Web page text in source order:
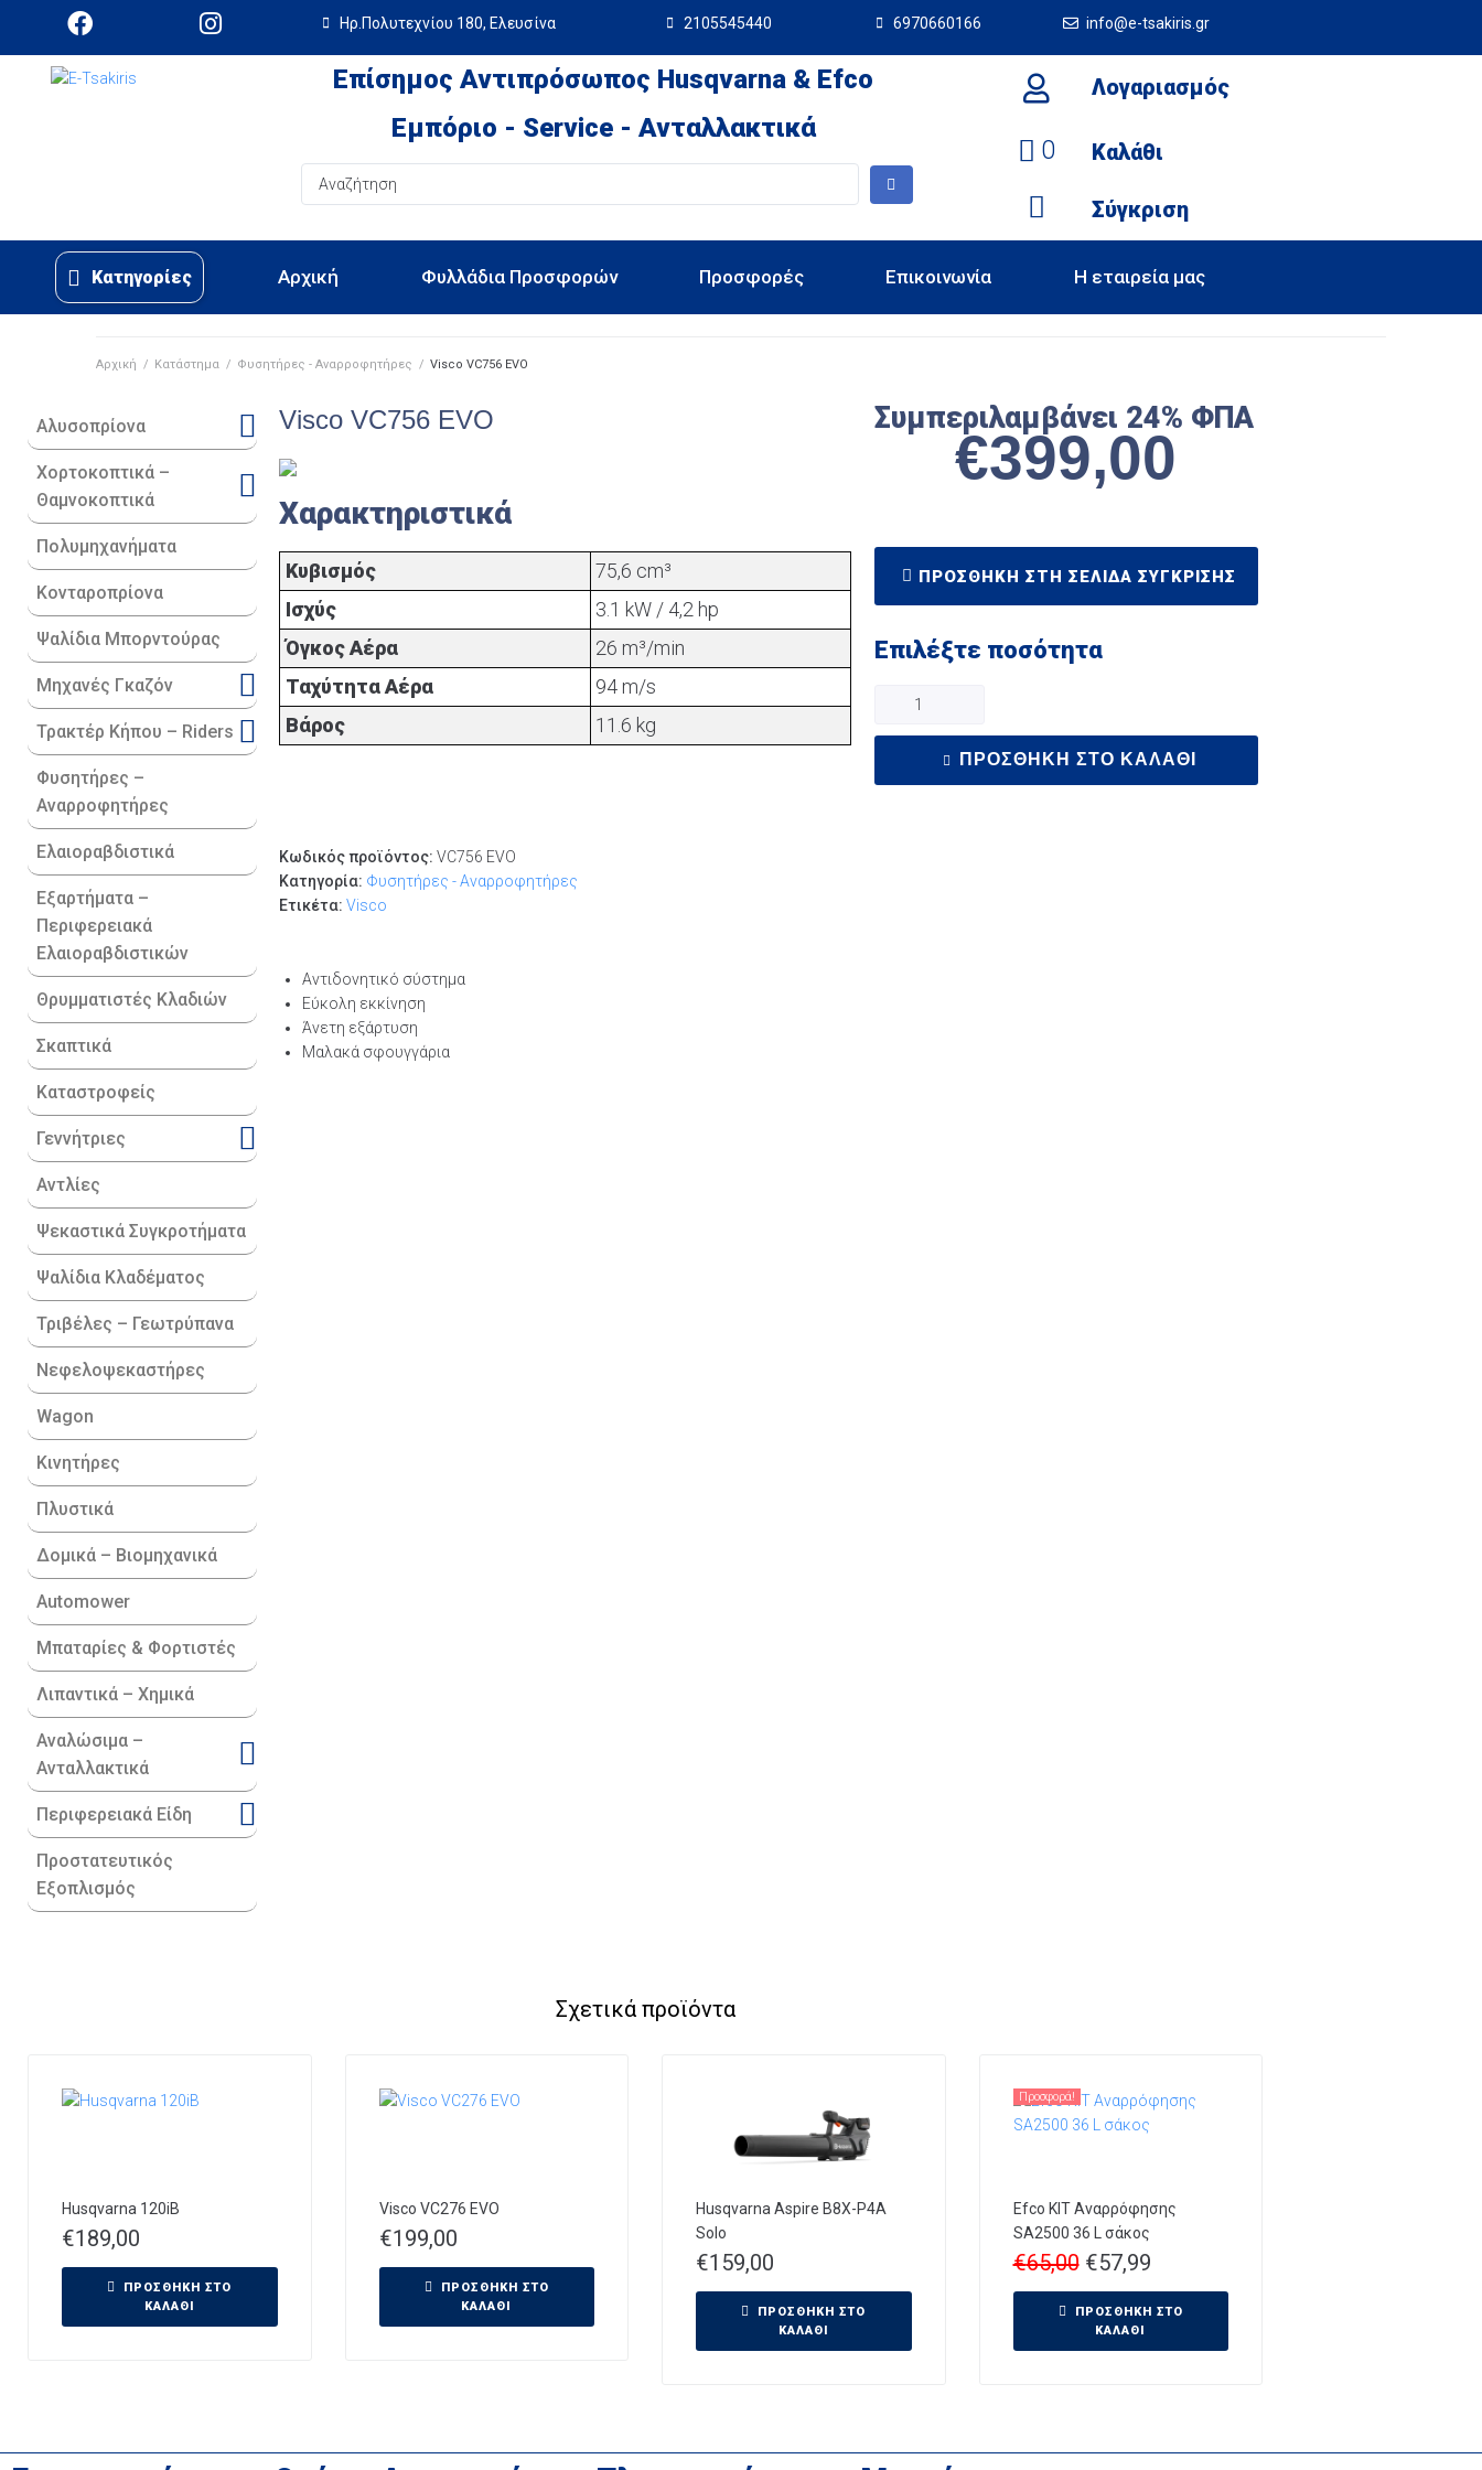
Ηρ.Πολυτεχνίου 180, Ελευσίνα 2105545440 6970660166 info@e-tsakiris.gr
Επίσημος Αντιπρόσωπος Husqvarna & Efco
Εμπόριο - Service - Ανταλλακτικά
0
Λογαριασμός
Καλάθι
Σύγκριση
Κατηγορίες Αρχική Φυλλάδια Προσφορών Προσφορές Επικοινωνία Η εταιρεία μας
Αρχική / Κατάστημα / Φυσητήρες - Αναρροφητήρες / Visco VC756 EVO
Αλυσοπρίονα
Χορτοκοπτικά –
Θαμνοκοπτικά
Πολυμηχανήματα
Κονταροπρίονα
Ψαλίδια Μπορντούρας
Μηχανές Γκαζόν
Τρακτέρ Κήπου – Riders
Φυσητήρες –
Αναρροφητήρες
Ελαιοραβδιστικά
Εξαρτήματα –
Περιφερειακά
Ελαιοραβδιστικών
Θρυμματιστές Κλαδιών
Σκαπτικά
Καταστροφείς
Γεννήτριες
Αντλίες
Ψεκαστικά Συγκροτήματα
Ψαλίδια Κλαδέματος
Τριβέλες – Γεωτρύπανα
Νεφελοψεκαστήρες
Wagon
Κινητήρες
Πλυστικά
Δομικά – Βιομηχανικά
Automower
Μπαταρίες & Φορτιστές
Λιπαντικά – Χημικά
Αναλώσιμα –
Ανταλλακτικά
Περιφερειακά Είδη​
Προστατευτικός
Εξοπλισμός
Visco VC756 EVO
Χαρακτηριστικά
Κυβισμός
75,6 cm³
Ισχύς
3.1 kW / 4,2 hp
Όγκος Αέρα
26 m³/min
Ταχύτητα Αέρα
94 m/s
Βάρος
11.6 kg
Κωδικός προϊόντος:VC756 EVΟ
Κατηγορία: Φυσητήρες - Αναρροφητήρες
Ετικέτα:Visco
Αντιδονητικό σύστημα
Εύκολη εκκίνηση
Άνετη εξάρτυση
Μαλακά σφουγγάρια
Συμπεριλαμβάνει 24% ΦΠΑ
€399,00
ΠΡΟΣΘΉΚΗ ΣΤΗ ΣΕΛΊΔΑ ΣΎΓΚΡΙΣΗΣ
Επιλέξτε ποσότητα
ΠΡΟΣΘΉΚΗ ΣΤΟ ΚΑΛΆΘΙ
Σχετικά προϊόντα
Husqvarna 120iB
€189,00
ΠΡΟΣΘΉΚΗ ΣΤΟ
ΚΑΛΆΘΙ
Visco VC276 EVO
€199,00
ΠΡΟΣΘΉΚΗ ΣΤΟ
ΚΑΛΆΘΙ
Husqvarna Aspire B8X-P4A
Solo
€159,00
ΠΡΟΣΘΉΚΗ ΣΤΟ
ΚΑΛΆΘΙ
Προσφορά!
Efco KIT Αναρρόφησης
SA2500 36 L σάκος
€65,00 €57,99
ΠΡΟΣΘΉΚΗ ΣΤΟ
ΚΑΛΆΘΙ